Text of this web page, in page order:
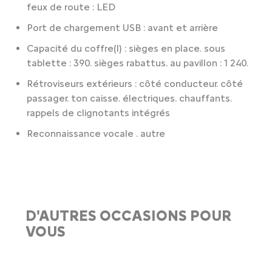
feux de route : LED
Port de chargement USB : avant et arrière
Capacité du coffre(l) : sièges en place. sous
tablette : 390. sièges rabattus. au pavillon : 1 240.
Rétroviseurs extérieurs : côté conducteur. côté
passager. ton caisse. électriques. chauffants.
rappels de clignotants intégrés
Reconnaissance vocale . autre
D'AUTRES OCCASIONS POUR
VOUS